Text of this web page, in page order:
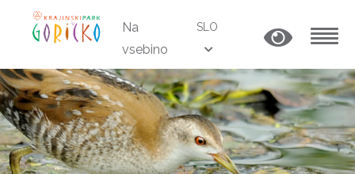
Na
vsebino
SLO